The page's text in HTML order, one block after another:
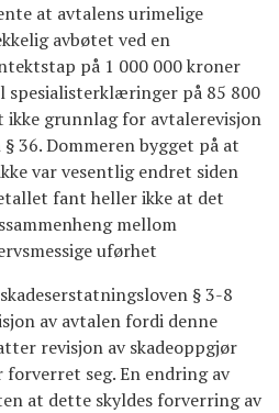
at avtalens urimelige
avbøtet ved en
på 1 000 000 kroner
på 85 800
grunnlag for avtalerevisjon
36. Dommeren bygget på at
var vesentlig endret siden
fant heller ikke at det
mellom
uførhet
§ 3-8
av avtalen fordi denne
revisjon av skadeoppgjør
forverret seg. En endring av
at dette skyldes forverring av